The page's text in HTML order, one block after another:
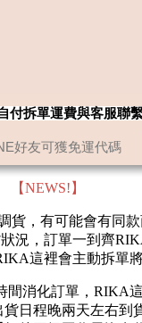
好友可獲免運代碼
付拆單運費與客服聯